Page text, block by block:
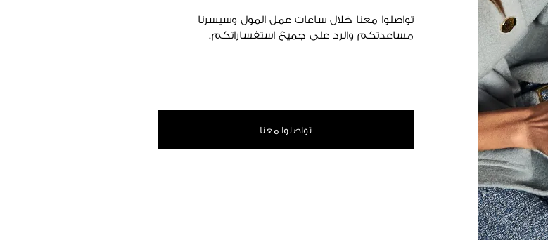
تواصلوا معنا خلال ساعات عمل المول وسيسرنا
مساعدتكم والرد على جميع استفساراتكم.
تواصلوا معنا